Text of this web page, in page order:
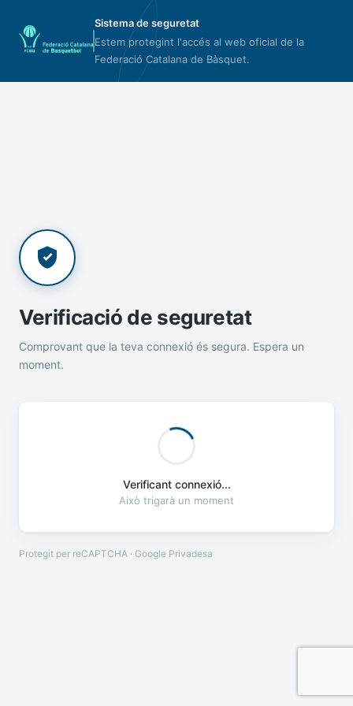
Sistema de seguretat
Estem protegint l'accés al web oficial de la
Federació Catalana de Bàsquet.
Verificació de seguretat
Comprovant que la teva connexió és segura. Espera un
moment.
Verificant connexió...
Això trigarà un moment
Protegit per reCAPTCHA · Google Privadesa